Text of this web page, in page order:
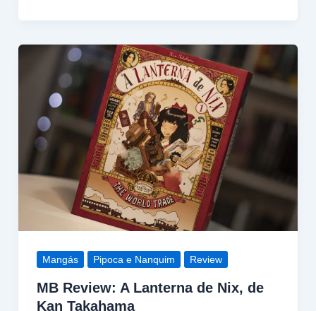
Mangás Pipoca e Nanquim Review
MB Review: A Lanterna de Nix, de
Kan Takahama